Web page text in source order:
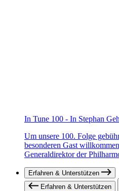
In Tune 100 - In Stephan
Um unsere 100. Folge
besonderen Gast
Generaldirektor der
Erfahren & Unterstützen
Erfahren & Unterstützen